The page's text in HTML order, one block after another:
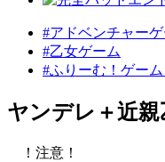
#アドベンチャーゲ
#乙女ゲーム
#ふりーむ！ゲー
ヤンデレ＋近親
！注意！